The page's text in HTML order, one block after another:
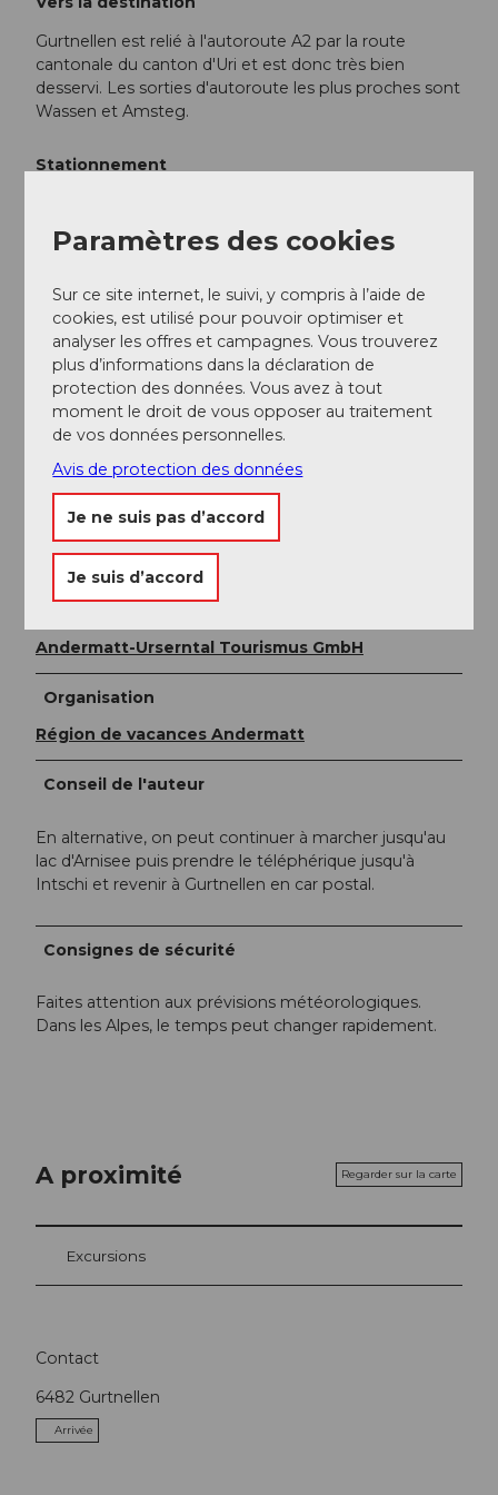
Gurtnellen est relié à l'autoroute A2 par la route
cantonale du canton d'Uri et est donc très bien
desservi. Les sorties d'autoroute les plus proches sont
Wassen et Amsteg.
Stationnement
dans la partie haute « Gurtnellen Dorf », il y a plusieurs
places de parking disponibles.
Transports en commun
On peut atteindre le point de départ Gurtnellen
directement en bus depuis Göschenen ou Altdorf.
L'horaire est le suivant :Horaire Auto AG Uri
Sentier de randonnée Gottardo
Andermatt-Urserntal Tourismus GmbH
Organisation
Région de vacances Andermatt
Conseil de l'auteur
En alternative, on peut continuer à marcher jusqu'au
lac d'Arnisee puis prendre le téléphérique jusqu'à
Intschi et revenir à Gurtnellen en car postal.
Consignes de sécurité
Faites attention aux prévisions météorologiques.
Dans les Alpes, le temps peut changer rapidement.
A proximité Regarder sur la carte
Excursions
Contact
6482 Gurtnellen
Arrivée
Paramètres des cookies
Sur ce site internet, le suivi, y compris à l’aide de
cookies, est utilisé pour pouvoir optimiser et
analyser les offres et campagnes. Vous trouverez
plus d’informations dans la déclaration de
protection des données. Vous avez à tout
moment le droit de vous opposer au traitement
de vos données personnelles.
Avis de protection des données
Je ne suis pas d’accord
Je suis d’accord